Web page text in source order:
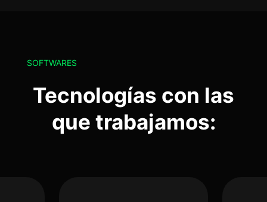
SOFTWARES
Tecnologías con las
que trabajamos: